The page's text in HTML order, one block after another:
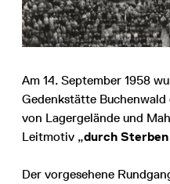
Am 14. September 1958
Gedenkstätte
von Lagergelände und
Leitmotiv „durch Sterben
Der vorgesehene